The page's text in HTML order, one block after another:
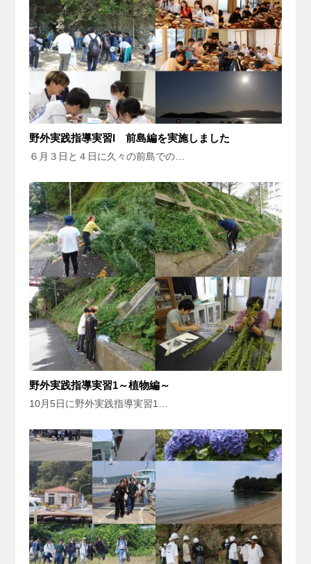
野外実践指導実習I 前島編を実施しました
６月３日と４日に久々の前島での…
野外実践指導実習1～植物編～
10月5日に野外実践指導実習1…